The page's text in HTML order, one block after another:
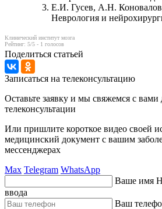
Е.И. Гусев, А.Н.
Неврология и
Клинический институт мозга
Рейтинг: 5/5 - 1 голосов
Поделиться статьей
Записаться на телеконсультацию
Оставьте заявку и мы свяжемся с вами
телеконсультации
Или пришлите короткое видео своей
медицинский документ с вашим
мессенджерах
Max Telegram WhatsApp
Ваше имя
ввода
Ваш